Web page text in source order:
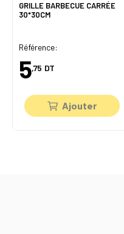
GRILLE BARBECUE CARRÉE
30*30CM
Référence:
5,75 DT
Ajouter